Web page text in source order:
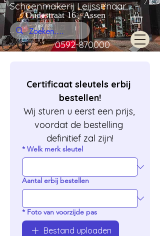
Schoenmakerij Leijssenaar
Oudestraat 16 Assen
0592-870000
Certificaat sleutels erbij
bestellen!
Wij sturen u eerst een prijs,
voordat de bestelling
definitief zal zijn!
* Welk merk sleutel
Aantal erbij bestellen
* Foto van voorzijde pas
Bestand uploaden